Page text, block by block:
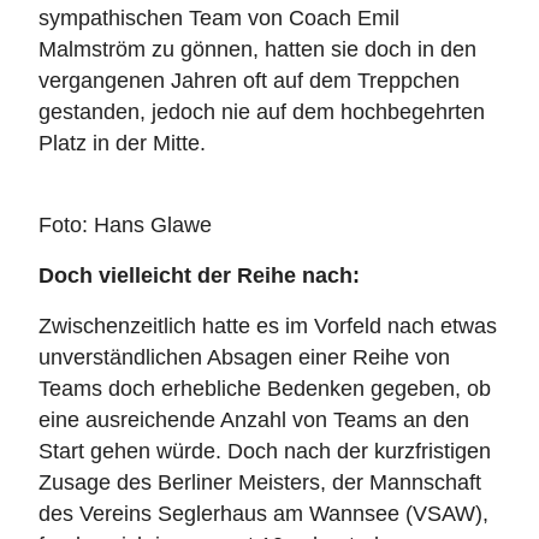
sympathischen Team von Coach Emil
Malmström zu gönnen, hatten sie doch in den
vergangenen Jahren oft auf dem Treppchen
gestanden, jedoch nie auf dem hochbegehrten
Platz in der Mitte.
Foto: Hans Glawe
Doch vielleicht der Reihe nach:
Zwischenzeitlich hatte es im Vorfeld nach etwas
unverständlichen Absagen einer Reihe von
Teams doch erhebliche Bedenken gegeben, ob
eine ausreichende Anzahl von Teams an den
Start gehen würde. Doch nach der kurzfristigen
Zusage des Berliner Meisters, der Mannschaft
des Vereins Seglerhaus am Wannsee (VSAW),